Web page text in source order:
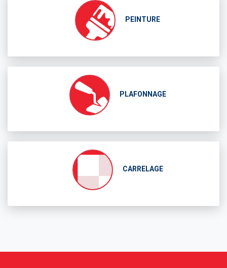
PEINTURE
PLAFONNAGE
CARRELAGE